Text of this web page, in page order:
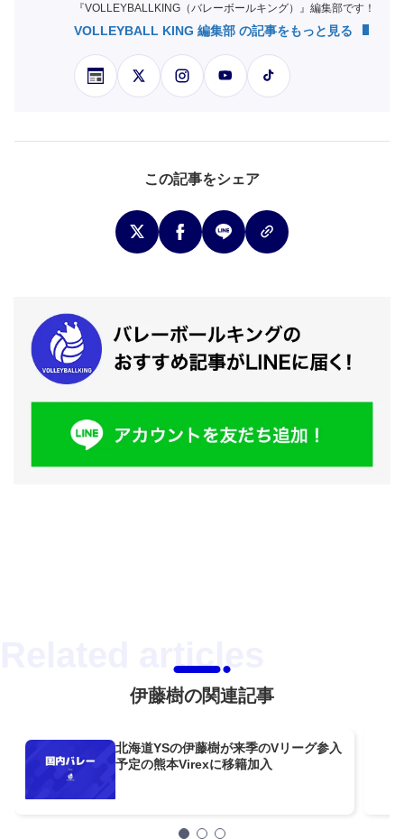
『VOLLEYBALLKING（バレーボールキング）』編集部です！
VOLLEYBALL KING 編集部 の記事をもっと見る
この記事をシェア
伊藤樹の関連記事
北海道YSの伊藤樹が来季のVリーグ参入
予定の熊本Virexに移籍加入